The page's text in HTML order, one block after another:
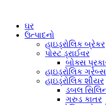
ઘર
ઉત્પાદનો
હાઇડ્રોલિક બ્રેકર
પોસ્ટ ડ્રાઈવર
બોક્સ
હાઇડ્રોલિક ગ્રેબ્સ
હાઇડ્રોલિક શીયર
ડબલ
ગરુડ કાતર